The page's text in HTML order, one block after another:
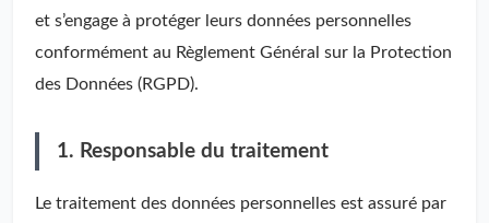
et s’engage à protéger leurs données personnelles
conformément au Règlement Général sur la Protection
des Données (RGPD).
1. Responsable du traitement
Le traitement des données personnelles est assuré par